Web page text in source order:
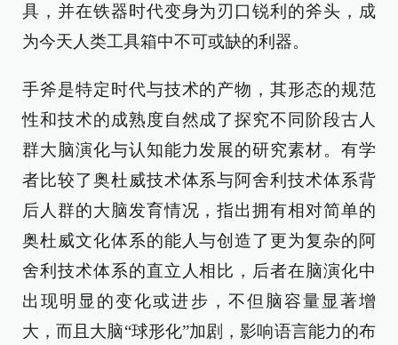
具，并在铁器时代变身为刃口锐利的斧头，成
为今天人类工具箱中不可或缺的利器。
手斧是特定时代与技术的产物，其形态的规范
性和技术的成熟度自然成了探究不同阶段古人
群大脑演化与认知能力发展的研究素材。有学
者比较了奥杜威技术体系与阿舍利技术体系背
后人群的大脑发育情况，指出拥有相对简单的
奥杜威文化体系的能人与创造了更为复杂的阿
舍利技术体系的直立人相比，后者在脑演化中
出现明显的变化或进步，不但脑容量显著增
大，而且大脑“球形化”加剧，影响语言能力的布